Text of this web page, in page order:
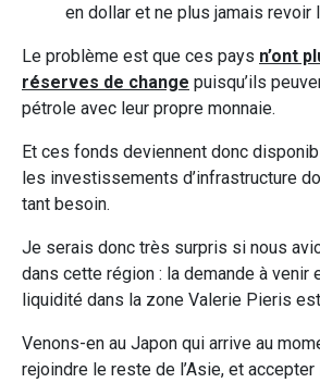
en dollar et ne plus jamais revoir
Le problème est que ces pays n’ont
réserves de change puisqu’ils
pétrole avec leur propre monnaie.
Et ces fonds deviennent donc
les investissements d’infrastructure
tant besoin.
Je serais donc très surpris si nous
dans cette région : la demande à
liquidité dans la zone Valerie Pieris
Venons-en au Japon qui arrive au
rejoindre le reste de l’Asie, et